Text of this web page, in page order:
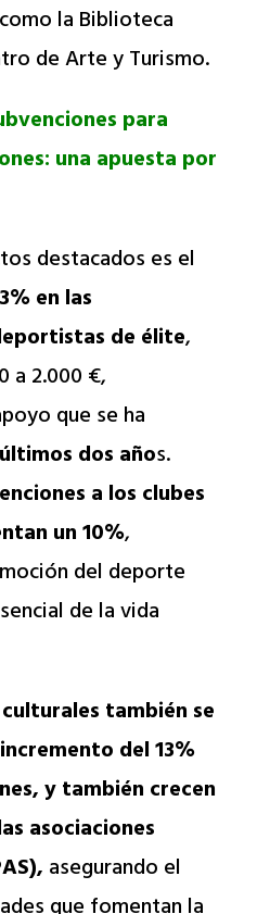
la Biblioteca
de Arte y Turismo.
para
una apuesta por
destacados es el
en las
de élite,
a 2.000 €,
que se ha
dos años.
a los clubes
un 10%,
del deporte
de la vida
también se
del 13%
y también crecen
asociaciones
asegurando el